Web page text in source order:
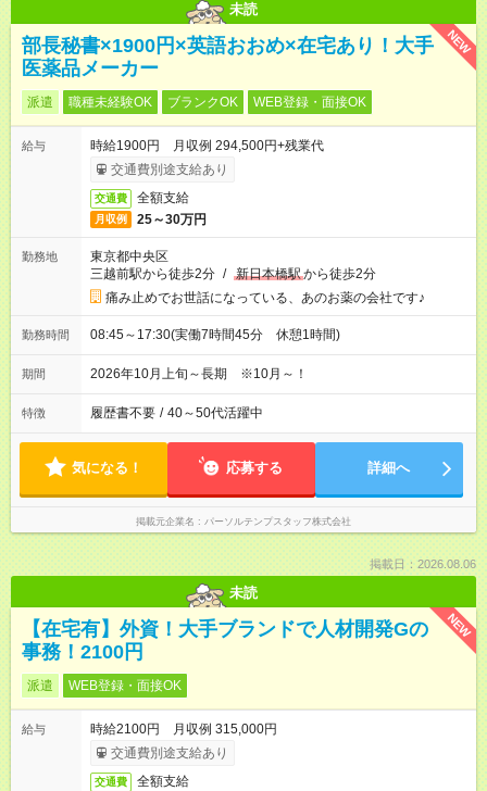
未読
NEW
部長秘書×1900円×英語おおめ×在宅あり！大手
医薬品メーカー
派遣 職種未経験OK ブランクOK WEB登録・面接OK
給与
時給1900円 月収例 294,500円+残業代
交通費別途支給あり
交通費 全額支給
月収例 25～30万円
勤務地
東京都中央区
三越前駅から徒歩2分 / 新日本橋駅から徒歩2分
痛み止めでお世話になっている、あのお薬の会社です♪
勤務時間 08:45～17:30(実働7時間45分 休憩1時間)
期間 2026年10月上旬～長期 ※10月～！
特徴 履歴書不要 / 40～50代活躍中
気になる！ 応募する 詳細へ
掲載元企業名 パーソルテンプスタッフ株式会社
掲載日：2026.08.06
未読
NEW
【在宅有】外資！大手ブランドで人材開発Gの
事務！2100円
派遣 WEB登録・面接OK
給与
時給2100円 月収例 315,000円
交通費別途支給あり
交通費 全額支給